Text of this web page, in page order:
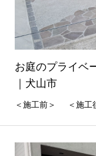
お庭のプライベ
｜犬山市
＜施工前＞ ＜施工